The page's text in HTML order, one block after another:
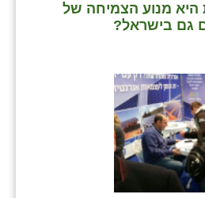
היא מנוע הצמיחה של
גם בישראל?